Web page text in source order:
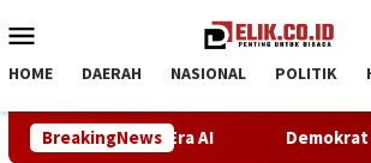
ke
Mobile
HOME DAERAH NASIONAL POLITIK
BreakingNews
Karawang Terus Bergerak